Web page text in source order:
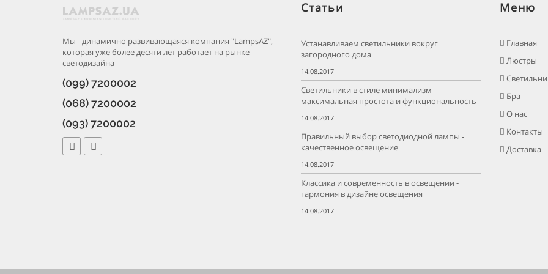
Мы - динамично развивающаяся компания "LampsAZ",
которая уже более десяти лет работает на рынке
светодизайна
(099) 7200002
(068) 7200002
(093) 7200002
Статьи
Устанавливаем светильники вокруг
загородного дома
14.08.2017
Светильники в стиле минимализм -
максимальная простота и функциональность
14.08.2017
Правильный выбор светодиодной лампы -
качественное освещение
14.08.2017
Классика и современность в освещении -
гармония в дизайне освещения
14.08.2017
Меню
Главная
Люстры
Бра
О нас
Контакты
Доставка